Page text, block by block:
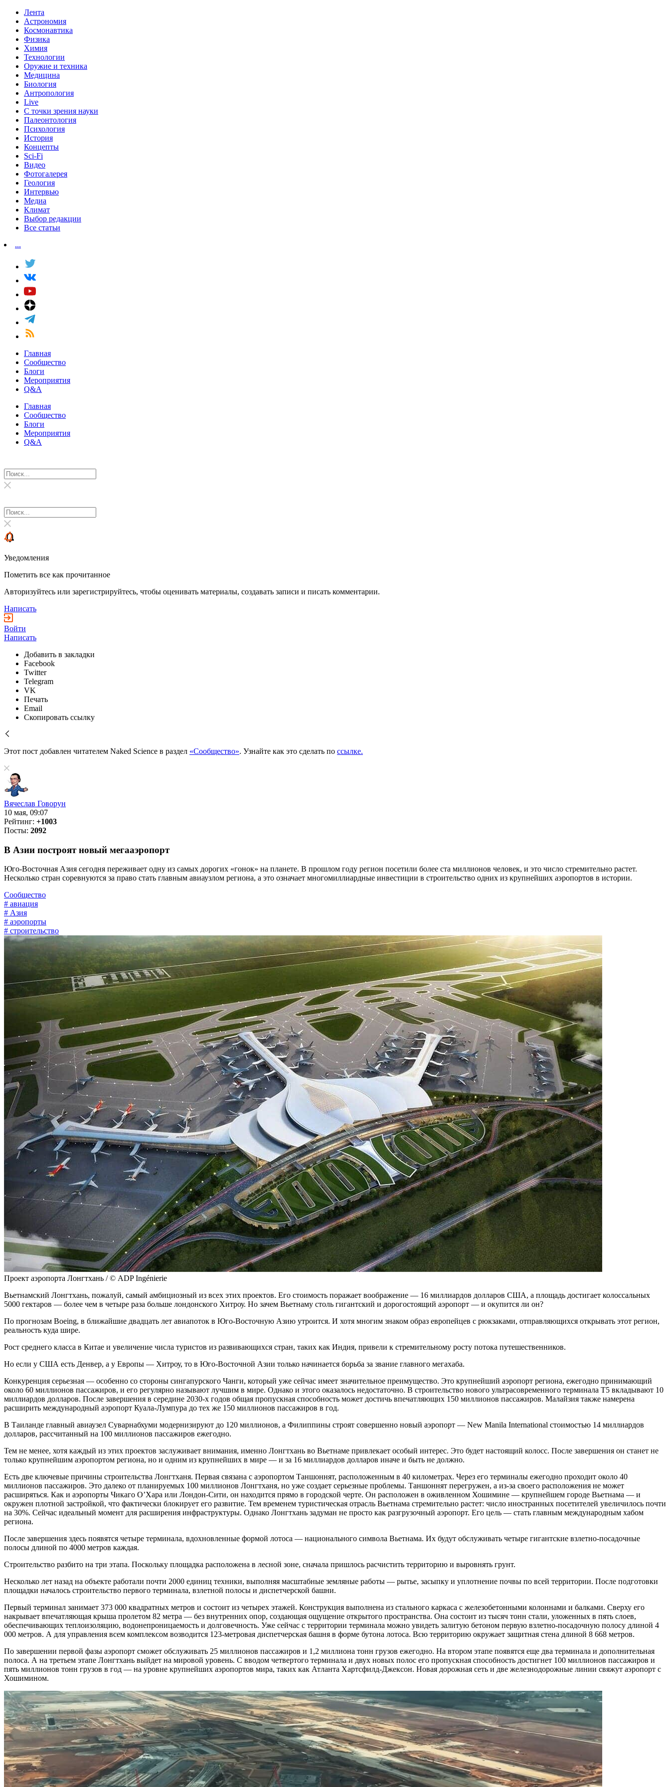
Лента
Астрономия
Космонавтика
Физика
Химия
Технологии
Оружие и техника
Медицина
Биология
Антропология
Live
С точки зрения науки
Палеонтология
Психология
История
Концепты
Sci-Fi
Видео
Фотогалерея
Геология
Интервью
Медиа
Климат
Выбор редакции
Все статьи
...
Главная
Сообщество
Блоги
Мероприятия
Q&A
Главная
Сообщество
Блоги
Мероприятия
Q&A
Уведомления
Пометить все как прочитанное
Авторизуйтесь или зарегистрируйтесь, чтобы оценивать материалы, создавать записи и писать комментарии.
Написать
Войти
Написать
Добавить в закладки
Facebook
Twitter
Telegram
VK
Печать
Email
Скопировать ссылку
Этот пост добавлен читателем Naked Science в раздел «Сообщество». Узнайте как это сделать по ссылке.
Вячеслав Говорун
10 мая, 09:07
Рейтинг: +1003
Посты: 2092
В Азии построят новый мегааэропорт
Юго-Восточная Азия сегодня переживает одну из самых дорогих «гонок» на планете. В прошлом году регион посетили более ста миллионов человек, и это число стремительно растет.
Несколько стран соревнуются за право стать главным авиаузлом региона, а это означает многомиллиардные инвестиции в строительство одних из крупнейших аэропортов в истории.
Сообщество
# авиация
# Азия
# аэропорты
# строительство
Проект аэропорта Лонгтхань / © ADP Ingénierie
Вьетнамский Лонгтхань, пожалуй, самый амбициозный из всех этих проектов. Его стоимость поражает воображение — 16 миллиардов долларов США, а площадь достигает колоссальных
5000 гектаров — более чем в четыре раза больше лондонского Хитроу. Но зачем Вьетнаму столь гигантский и дорогостоящий аэропорт — и окупится ли он?
По прогнозам Boeing, в ближайшие двадцать лет авиапоток в Юго-Восточную Азию утроится. И хотя многим знаком образ европейцев с рюкзаками, отправляющихся открывать этот регион,
реальность куда шире.
Рост среднего класса в Китае и увеличение числа туристов из развивающихся стран, таких как Индия, привели к стремительному росту потока путешественников.
Но если у США есть Денвер, а у Европы — Хитроу, то в Юго-Восточной Азии только начинается борьба за звание главного мегахаба.
Конкуренция серьезная — особенно со стороны сингапурского Чанги, который уже сейчас имеет значительное преимущество. Это крупнейший аэропорт региона, ежегодно принимающий
около 60 миллионов пассажиров, и его регулярно называют лучшим в мире. Однако и этого оказалось недостаточно. В строительство нового ультрасовременного терминала T5 вкладывают 10
миллиардов долларов. После завершения в середине 2030-х годов общая пропускная способность может достичь впечатляющих 150 миллионов пассажиров. Малайзия также намерена
расширить международный аэропорт Куала-Лумпура до тех же 150 миллионов пассажиров в год.
В Таиланде главный авиаузел Суварнабхуми модернизируют до 120 миллионов, а Филиппины строят совершенно новый аэропорт — New Manila International стоимостью 14 миллиардов
долларов, рассчитанный на 100 миллионов пассажиров ежегодно.
Тем не менее, хотя каждый из этих проектов заслуживает внимания, именно Лонгтхань во Вьетнаме привлекает особый интерес. Это будет настоящий колосс. После завершения он станет не
только крупнейшим аэропортом региона, но и одним из крупнейших в мире — и за 16 миллиардов долларов иначе и быть не должно.
Есть две ключевые причины строительства Лонгтханя. Первая связана с аэропортом Таншоннят, расположенным в 40 километрах. Через его терминалы ежегодно проходит около 40
миллионов пассажиров. Это далеко от планируемых 100 миллионов Лонгтханя, но уже создает серьезные проблемы. Таншоннят перегружен, а из-за своего расположения не может
расширяться. Как и аэропорты Чикаго О’Хара или Лондон-Сити, он находится прямо в городской черте. Он расположен в оживленном Хошимине — крупнейшем городе Вьетнама — и
окружен плотной застройкой, что фактически блокирует его развитие. Тем временем туристическая отрасль Вьетнама стремительно растет: число иностранных посетителей увеличилось почти
на 30%. Сейчас идеальный момент для расширения инфраструктуры. Однако Лонгтхань задуман не просто как разгрузочный аэропорт. Его цель — стать главным международным хабом
региона.
После завершения здесь появятся четыре терминала, вдохновленные формой лотоса — национального символа Вьетнама. Их будут обслуживать четыре гигантские взлетно-посадочные
полосы длиной по 4000 метров каждая.
Строительство разбито на три этапа. Поскольку площадка расположена в лесной зоне, сначала пришлось расчистить территорию и выровнять грунт.
Несколько лет назад на объекте работали почти 2000 единиц техники, выполняя масштабные земляные работы — рытье, засыпку и уплотнение почвы по всей территории. После подготовки
площадки началось строительство первого терминала, взлетной полосы и диспетчерской башни.
Первый терминал занимает 373 000 квадратных метров и состоит из четырех этажей. Конструкция выполнена из стального каркаса с железобетонными колоннами и балками. Сверху его
накрывает впечатляющая крыша пролетом 82 метра — без внутренних опор, создающая ощущение открытого пространства. Она состоит из тысяч тонн стали, уложенных в пять слоев,
обеспечивающих теплоизоляцию, водонепроницаемость и долговечность. Уже сейчас с территории терминала можно увидеть залитую бетоном первую взлетно-посадочную полосу длиной 4
000 метров. А для управления всем комплексом возводится 123-метровая диспетчерская башня в форме бутона лотоса. Всю территорию окружает защитная стена длиной 8 668 метров.
По завершении первой фазы аэропорт сможет обслуживать 25 миллионов пассажиров и 1,2 миллиона тонн грузов ежегодно. На втором этапе появятся еще два терминала и дополнительная
полоса. А на третьем этапе Лонгтхань выйдет на мировой уровень. С вводом четвертого терминала и двух новых полос его пропускная способность достигнет 100 миллионов пассажиров и
пять миллионов тонн грузов в год — на уровне крупнейших аэропортов мира, таких как Атланта Хартсфилд-Джексон. Новая дорожная сеть и две железнодорожные линии свяжут аэропорт с
Хошимином.